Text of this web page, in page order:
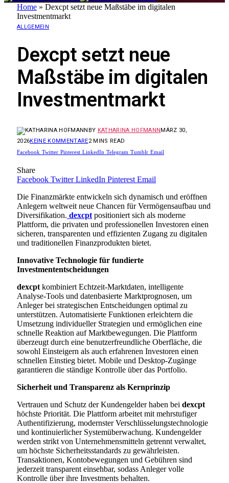
Home » Dexcpt setzt neue Maßstäbe im digitalen
Investmentmarkt
ALLGEMEIN
Dexcpt setzt neue
Maßstäbe im digitalen
Investmentmarkt
BY KATHARINA HOFMANNMÄRZ 30,
2026KEINE KOMMENTARE2 MINS READ
Facebook Twitter Pinterest LinkedIn Telegram Tumblr Email
Share
Facebook Twitter LinkedIn Pinterest Email
Die Finanzmärkte entwickeln sich dynamisch und eröffnen
Anlegern weltweit neue Chancen für Vermögensaufbau und
Diversifikation. dexcpt positioniert sich als moderne
Plattform, die privaten und professionellen Investoren einen
sicheren, transparenten und effizienten Zugang zu digitalen
und traditionellen Finanzprodukten bietet.
Innovative Technologie für fundierte
Investmententscheidungen
dexcpt kombiniert Echtzeit-Marktdaten, intelligente
Analyse-Tools und datenbasierte Marktprognosen, um
Anleger bei strategischen Entscheidungen optimal zu
unterstützen. Automatisierte Funktionen erleichtern die
Umsetzung individueller Strategien und ermöglichen eine
schnelle Reaktion auf Marktbewegungen. Die Plattform
überzeugt durch eine benutzerfreundliche Oberfläche, die
sowohl Einsteigern als auch erfahrenen Investoren einen
schnellen Einstieg bietet. Mobile und Desktop-Zugänge
garantieren die ständige Kontrolle über das Portfolio.
Sicherheit und Transparenz als Kernprinzip
Vertrauen und Schutz der Kundengelder haben bei dexcpt
höchste Priorität. Die Plattform arbeitet mit mehrstufiger
Authentifizierung, modernster Verschlüsselungstechnologie
und kontinuierlicher Systemüberwachung. Kundengelder
werden strikt von Unternehmensmitteln getrennt verwaltet,
um höchste Sicherheitsstandards zu gewährleisten.
Transaktionen, Kontobewegungen und Gebühren sind
jederzeit transparent einsehbar, sodass Anleger volle
Kontrolle über ihre Investments behalten.